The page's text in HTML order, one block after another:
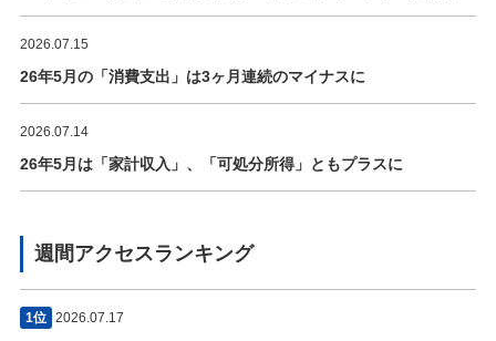
2026.07.15
26年5月の「消費支出」は3ヶ月連続のマイナスに
2026.07.14
26年5月は「家計収入」、「可処分所得」ともプラスに
週間アクセスランキング
1位 2026.07.17